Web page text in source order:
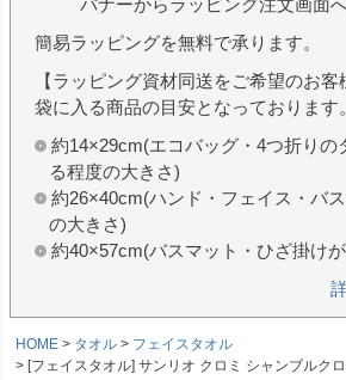
バナーからラッピング注文画面
簡易ラッピングを無料で承ります。
【ラッピング資材同送をご希望のお客
袋に入る商品の目安となっております。
約14×29cm(エコバッグ・4つ折りの
る程度の大きさ)
約26×40cm(ハンド・フェイス・バ
の大きさ)
約40×57cm(バスマット・ひざ掛け
HOME タオル
フェイスタオル
[フェイスタオル] サンリオ クロミ シャンブルクロ